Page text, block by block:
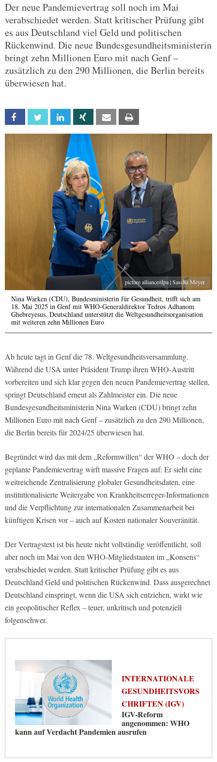
Der neue Pandemievertrag soll noch im Mai
verabschiedet werden. Statt kritischer Prüfung gibt
es aus Deutschland viel Geld und politischen
Rückenwind. Die neue Bundesgesundheitsministerin
bringt zehn Millionen Euro mit nach Genf –
zusätzlich zu den 290 Millionen, die Berlin bereits
überwiesen hat.
Facebook Twitter Linkedin Xing Email
picture alliance/dpa | Sascha Meyer
Nina Warken (CDU), Bundesministerin für Gesundheit, trifft sich am
18. Mai 2025 in Genf mit WHO-Generaldirektor Tedros Adhanom
Ghebreyesus. Deutschland unterstützt die Weltgesundheitsorganisation
mit weiteren zehn Millionen Euro
Ab heute tagt in Genf die 78. Weltgesundheitsversammlung.
Während die USA unter Präsident Trump ihren WHO-Austritt
vorbereiten und sich klar gegen den neuen Pandemievertrag stellen,
springt Deutschland erneut als Zahlmeister ein. Die neue
Bundesgesundheitsministerin Nina Warken (CDU) bringt zehn
Millionen Euro mit nach Genf – zusätzlich zu den 290 Millionen,
die Berlin bereits für 2024/25 überwiesen hat.
Begründet wird das mit dem „Reformwillen“ der WHO – doch der
geplante Pandemievertrag wirft massive Fragen auf: Er sieht eine
weitreichende Zentralisierung globaler Gesundheitsdaten, eine
institutionalisierte Weitergabe von Krankheitserreger-Informationen
und die Verpflichtung zur internationalen Zusammenarbeit bei
künftigen Krisen vor – auch auf Kosten nationaler Souveränität.
Der Vertragstext ist bis heute nicht vollständig veröffentlicht, soll
aber noch im Mai von den WHO-Mitgliedstaaten im „Konsens“
verabschiedet werden. Statt kritischer Prüfung gibt es aus
Deutschland Geld und politischen Rückenwind. Dass ausgerechnet
Deutschland einspringt, wenn die USA sich entziehen, wirkt wie
ein geopolitischer Reflex – teuer, unkritisch und potenziell
folgenschwer.
INTERNATIONALE
GESUNDHEITSVORS
CHRIFTEN (IGV)
IGV-Reform
angenommen: WHO
kann auf Verdacht Pandemien ausrufen